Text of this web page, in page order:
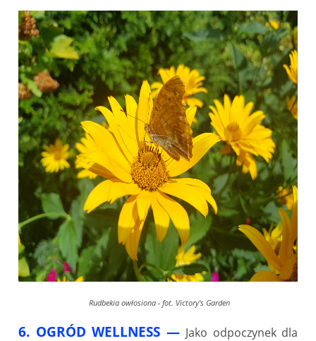
Rudbekia owłosiona - fot. Victory's Garden
6. OGRÓD WELLNESS — Jako odpoczynek dla